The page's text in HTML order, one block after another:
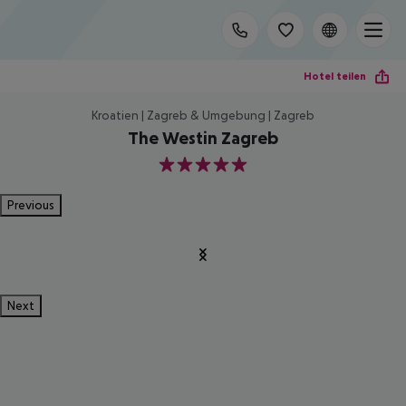
Hotel teilen
Kroatien | Zagreb & Umgebung | Zagreb
The Westin Zagreb
5
Previous
Next